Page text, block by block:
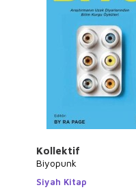
Kollektif
Biyopunk
Siyah Kitap